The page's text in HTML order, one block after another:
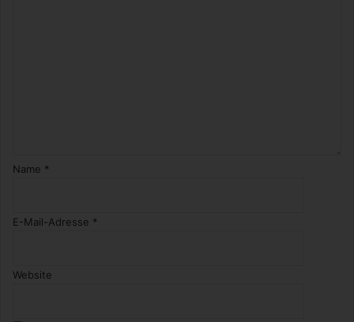
Name *
E-Mail-Adresse *
Website